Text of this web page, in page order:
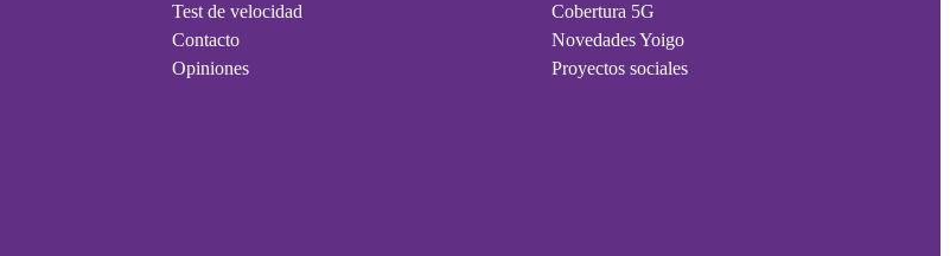
Test de velocidad
Contacto
Opiniones
Cobertura 5G
Novedades Yoigo
Proyectos sociales